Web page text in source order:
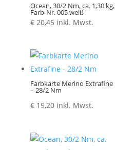
Ocean, 30/2 Nm, ca. 1,30 kg,
Farb-Nr. 005 weiß
€20,45 inkl. Mwst.
Farbkarte Merino Extrafine
– 28/2 Nm
€19,20 inkl. Mwst.